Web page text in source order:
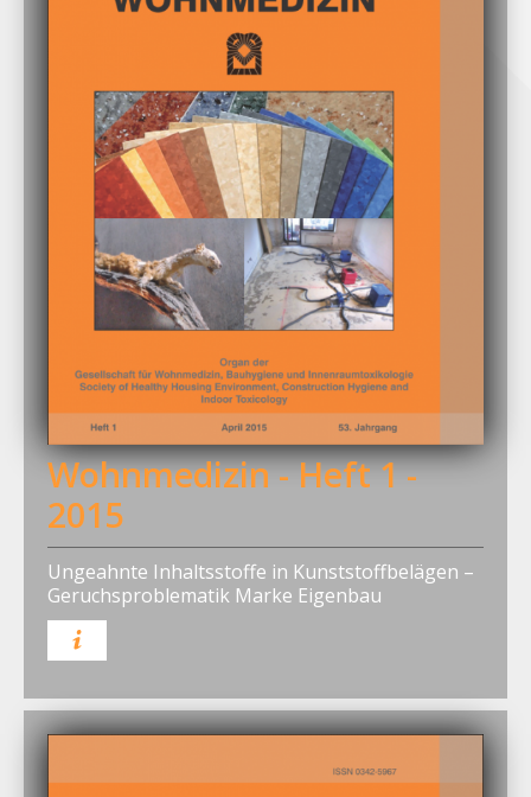
Wohnmedizin - Heft 1 -
2015
Ungeahnte Inhaltsstoffe in Kunststoffbelägen –
Geruchsproblematik Marke Eigenbau